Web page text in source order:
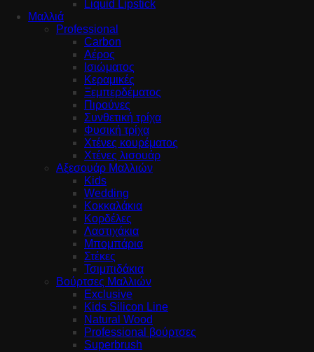
Liquid Lipstick
Μαλλιά
Professional
Carbon
Αέρος
Ισιώματος
Κεραμικές
Ξεμπερδέματος
Πιρούνες
Συνθετική τρίχα
Φυσική τρίχα
Χτένες κουρέματος
Χτένες λισουάρ
Αξεσουάρ Μαλλιών
Kids
Wedding
Κοκκαλάκια
Κορδέλες
Λαστιχάκια
Μπομπάρια
Στέκες
Τσιμπιδάκια
Βούρτσες Μαλλιών
Exclusive
Kids Silicon Line
Natural Wood
Professional βούρτσες
Superbrush